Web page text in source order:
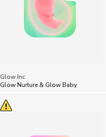
Glow Inc
Glow Nurture & Glow Baby